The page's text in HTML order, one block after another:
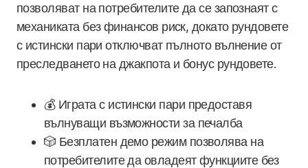
позволяват на потребителите да се запознаят с
механиката без финансов риск, докато рундовете
с истински пари отключват пълното вълнение от
преследването на джакпота и бонус рундовете.
💰 Играта с истински пари предоставя
вълнуващи възможности за печалба
🎲 Безплатен демо режим позволява на
потребителите да овладеят функциите без